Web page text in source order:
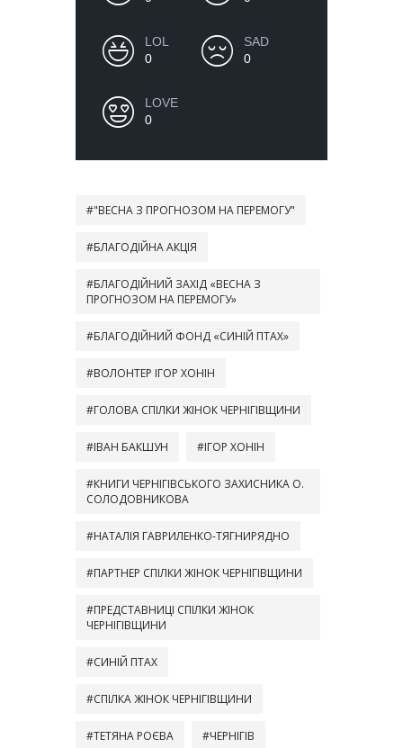
0
LOL
0
SAD
0
LOVE
"ВЕСНА З ПРОГНОЗОМ НА ПЕРЕМОГУ"
БЛАГОДІЙНА АКЦІЯ
БЛАГОДІЙНИЙ ЗАХІД «ВЕСНА З
ПРОГНОЗОМ НА ПЕРЕМОГУ»
БЛАГОДІЙНИЙ ФОНД «СИНІЙ ПТАХ»
ВОЛОНТЕР ІГОР ХОНІН
ГОЛОВА СПІЛКИ ЖІНОК ЧЕРНІГІВЩИНИ
ІВАН БАКШУН ІГОР ХОНІН
КНИГИ ЧЕРНІГІВСЬКОГО ЗАХИСНИКА О.
СОЛОДОВНИКОВА
НАТАЛІЯ ГАВРИЛЕНКО-ТЯГНИРЯДНО
ПАРТНЕР СПІЛКИ ЖІНОК ЧЕРНІГІВЩИНИ
ПРЕДСТАВНИЦІ СПІЛКИ ЖІНОК
ЧЕРНІГІВЩИНИ
СИНІЙ ПТАХ
СПІЛКА ЖІНОК ЧЕРНІГІВЩИНИ
ТЕТЯНА РОЄВА ЧЕРНІГІВ